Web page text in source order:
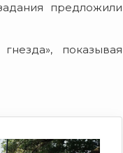
предложили
показывая